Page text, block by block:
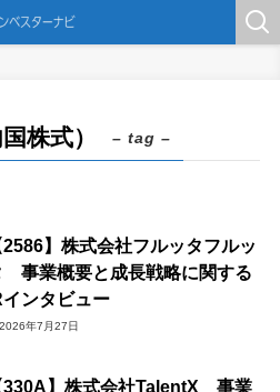
株式） – tag –
2586】株式会社フルッタフルッ
事業概要と成長戦略に関する
インタビュー
2026年7月27日
330A】株式会社TalentX 事業